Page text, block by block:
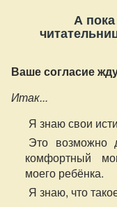
А
Ваше согласие
Итак...
Я знаю свои
Это возможно
комфортный
моего ребёнка.
Я знаю, что